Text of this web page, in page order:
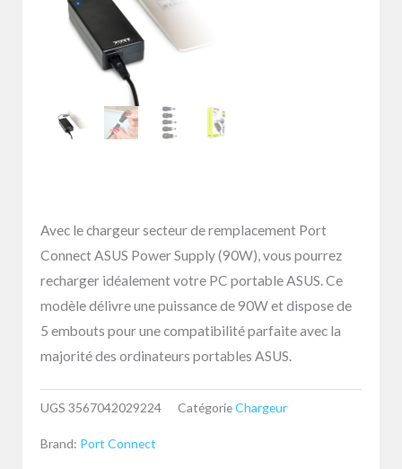
Avec le chargeur secteur de remplacement Port
Connect ASUS Power Supply (90W), vous pourrez
recharger idéalement votre PC portable ASUS. Ce
modèle délivre une puissance de 90W et dispose de
5 embouts pour une compatibilité parfaite avec la
majorité des ordinateurs portables ASUS.
UGS 3567042029224 CatégorieChargeur
Brand: Port Connect